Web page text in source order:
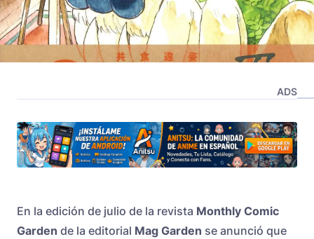
ADS
En la edición de julio de la revista Monthly Comic
Garden de la editorial Mag Garden se anunció que